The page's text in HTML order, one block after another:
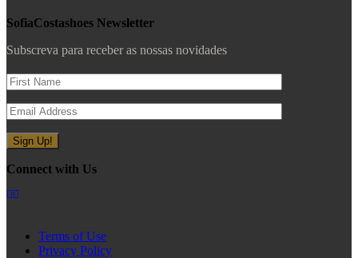
SofiaCostashoes Newsletter
Subscreva para receber as nossas novidades
Connect with Us
Terms of Use
Privacy Policy